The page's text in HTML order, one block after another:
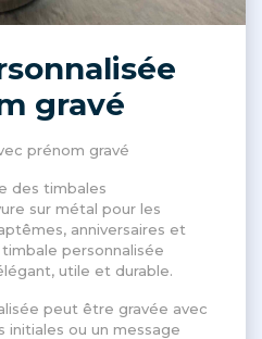
gravé
prénom gravé
des timbales
sur métal pour les
anniversaires et
personnalisée
utile et durable.
peut être gravée avec
initiales ou un message